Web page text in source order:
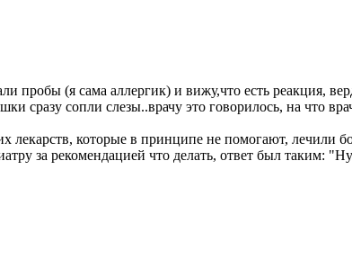
пробы (я сама аллергик) и вижу,что есть реакция,
сразу сопли слезы..врачу это говорилось, на что
лекарств, которые в принципе не помогают, лечили
за рекомендацией что делать, ответ был таким: